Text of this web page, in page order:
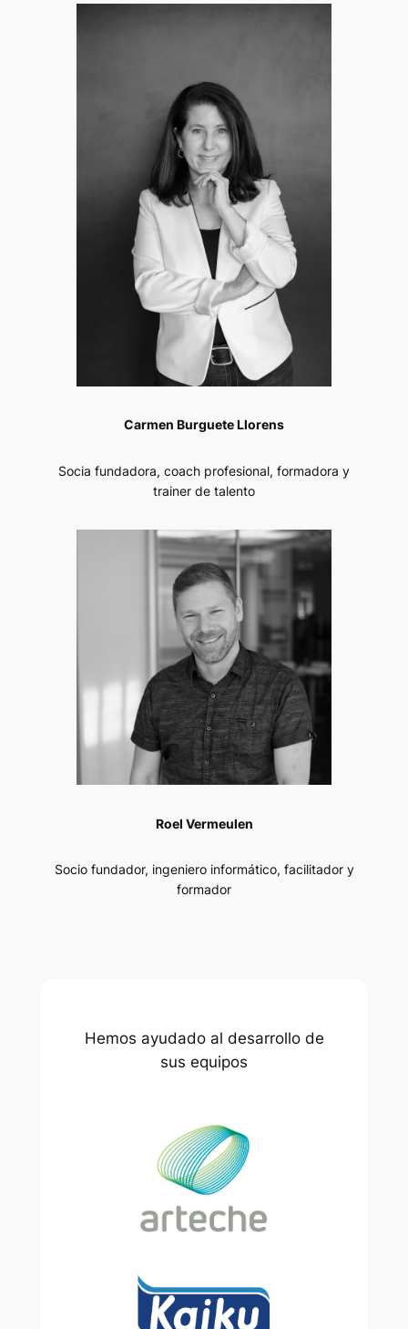
Carmen Burguete Llorens
Socia fundadora, coach profesional, formadora y
trainer de talento
Roel Vermeulen
Socio fundador, ingeniero informático, facilitador y
formador
Hemos ayudado al desarrollo de
sus equipos